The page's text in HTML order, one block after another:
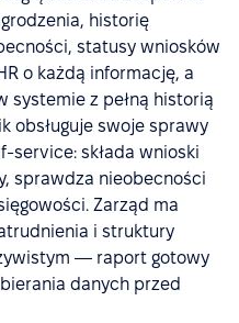
historię
statusy wniosków
o każdą informację, a
systemie z pełną historią
obsługuje swoje sprawy
service: składa wnioski
sprawdza nieobecności
Zarząd ma
i struktury
— raport gotowy
danych przed